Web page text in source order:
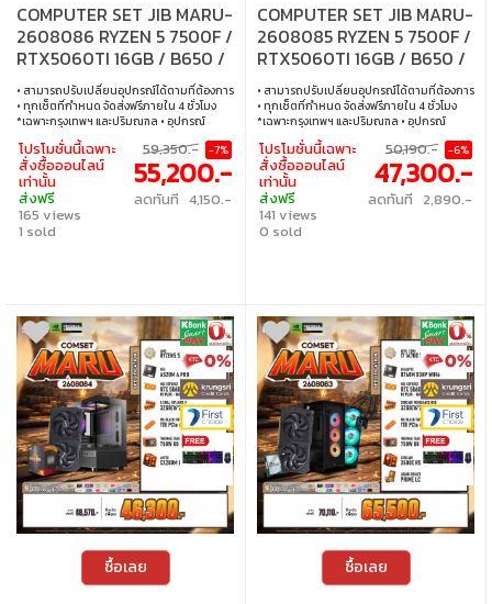
COMPUTER SET JIB MARU-
2608086 RYZEN 5 7500F /
RTX5060TI 16GB / B650 /
32GB DDR5 / M.2 1TB
• สามารถปรับเปลี่ยนอุปกรณ์ได้ตามที่ต้องการ
• ทุกเซ็ตที่กำหนด จัดส่งฟรีภายใน 4 ชั่วโมง
*เฉพาะกรุงเทพฯ และปริมณฑล • อุปกรณ์
คอมพิวเตอร์เสียภายใน 30 วัน นับจากวันซื้อ
เปลี่ยนอุปกรณ์คอมพิวเตอร์ใหม่ให้ทันที
ภายใน 24 ชั่วโมง เฉพาะซื้อผ่าน JIB Online
เท่านั้น (เงื่อนไขเป็นไปตามที่กำหนด) • ผ่อน
สบายๆ 0% นาน 10 เดือน ทุกเซ็ต • บริการ
ซ่อมและตรวจเช็คอาการ ฟรี! ได้ที่เจไอบีกว่า 140
สาขา ทั่วประเทศ
โปรโมชั่นนี้เฉพาะ
สั่งซื้อออนไลน์
เท่านั้น
ส่งฟรี
165 views
1 sold
59,350.- -7%
55,200.-
ลดทันที 4,150.-
COMPUTER SET JIB MARU-
2608085 RYZEN 5 7500F /
RTX5060TI 16GB / B650 /
16GB DDR5 / M.2 1TB
• สามารถปรับเปลี่ยนอุปกรณ์ได้ตามที่ต้องการ
• ทุกเซ็ตที่กำหนด จัดส่งฟรีภายใน 4 ชั่วโมง
*เฉพาะกรุงเทพฯ และปริมณฑล • อุปกรณ์
คอมพิวเตอร์เสียภายใน 30 วัน นับจากวันซื้อ
เปลี่ยนอุปกรณ์คอมพิวเตอร์ใหม่ให้ทันที
ภายใน 24 ชั่วโมง เฉพาะซื้อผ่าน JIB Online
เท่านั้น (เงื่อนไขเป็นไปตามที่กำหนด) • ผ่อน
สบายๆ 0% นาน 10 เดือน ทุกเซ็ต • บริการ
ซ่อมและตรวจเช็คอาการ ฟรี! ได้ที่เจไอบีกว่า 140
สาขา ทั่วประเทศ
โปรโมชั่นนี้เฉพาะ
สั่งซื้อออนไลน์
เท่านั้น
ส่งฟรี
141 views
0 sold
50,190.- -6%
47,300.-
ลดทันที 2,890.-
ซื้อเลย ซื้อเลย